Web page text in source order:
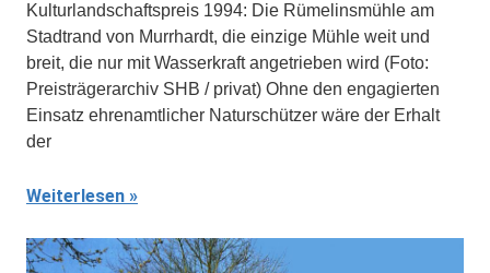
Kulturlandschaftspreis 1994: Die Rümelinsmühle am
Stadtrand von Murrhardt, die einzige Mühle weit und
breit, die nur mit Wasserkraft angetrieben wird (Foto:
Preisträgerarchiv SHB / privat) Ohne den engagierten
Einsatz ehrenamtlicher Naturschützer wäre der Erhalt
der
Weiterlesen